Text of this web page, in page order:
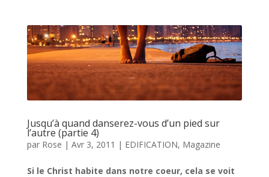
Jusqu’à quand danserez-vous d’un pied sur
l’autre (partie 4)
par Rose | Avr 3, 2011 | EDIFICATION, Magazine
Si le Christ habite dans notre coeur, cela se voit